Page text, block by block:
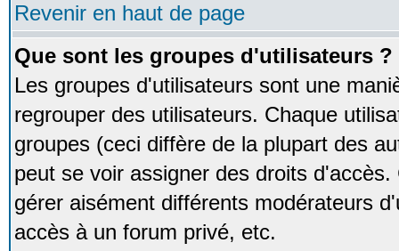
Revenir en haut de page
Que sont les groupes d'utilisateurs ?
Les groupes d'utilisateurs sont une
regrouper des utilisateurs. Chaque
groupes (ceci diffère de la plupart des
peut se voir assigner des droits
gérer aisément différents modérateurs
accès à un forum privé, etc.